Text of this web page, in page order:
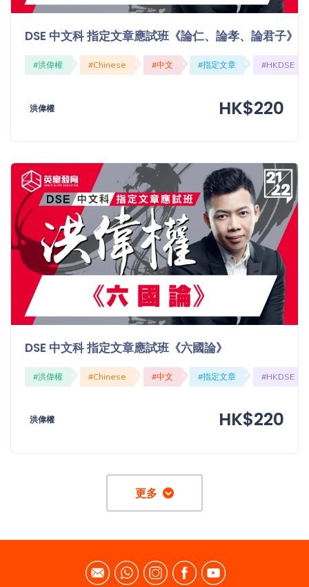
DSE 中文科 指定文章應試班《論仁、論孝、論君子》
#洪偉權 #Chinese #中文 #指定文章 #HKDSE
洪偉權 HK$220
DSE 中文科 指定文章應試班《六國論》
#洪偉權 #Chinese #中文 #指定文章 #HKDSE
洪偉權 HK$220
更多